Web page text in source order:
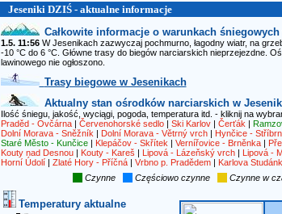
Jeseniki DZIŚ - aktualne informacje
Całkowite informacje o warunkach
1.5. 11:56W Jesenikach zazwyczaj pochmurno, łagodny wiatr, na
-10 °C do 6 °C. Główne trasy do biegów narciarskich nieprzejezdne.
lawinowego nie ogłoszono.
Trasy biegowe w Jesenikach
Aktualny stan ośrodków narciarskich w
Ilość śniegu, jakość, wyciągi, pogoda, temperatura itd. - kliknij na
Praděd - Ovčárna| Červenohorské sedlo| Ski Karlov| Čerťák |
Dolní Morava - Sněžník | Dolní Morava - Větrný vrch| Hynčice -
Staré Město - Kunčice| Klepáčov - Skřítek | Vernířovice - Brněnka|
Kouty nad Desnou| Kouty - Kareš | Lipová - Lázeňský vrch| Lipová -
Horní Údolí| Zlaté Hory - Příčná| Vrbno p. Pradědem| Karlova
Czynne
Częściowo czynne Czynne w
Temperatury aktualne